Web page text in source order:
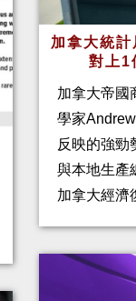
加拿大統
對上
加拿大帝國
學家
反映的強勁
與本地生產
加拿大經濟